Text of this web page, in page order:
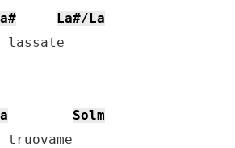
La#/La
lassate
Solm